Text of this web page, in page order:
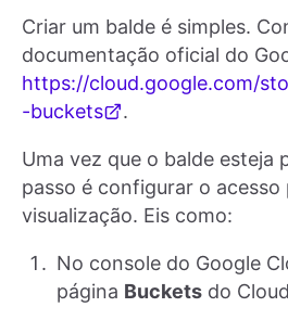
Criar um balde é simples.
documentação oficial do
https://cloud.google.com/
-buckets
.
Uma vez que o balde esteja
passo é configurar o acesso
visualização. Eis como:
No console do Google
página Buckets do